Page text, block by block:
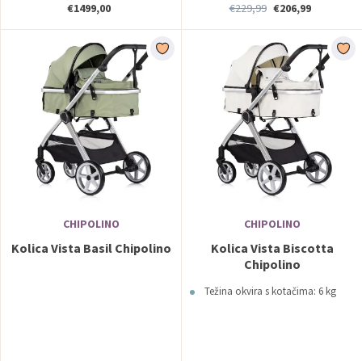
€1499,00
€229,99 €206,99
CHIPOLINO
Kolica Vista Basil Chipolino
CHIPOLINO
Kolica Vista Biscotta
Chipolino
Težina okvira s kotačima: 6 kg